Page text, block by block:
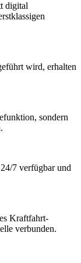
digital
wird, erhalten
sondern
7 verfügbar und
Kraftfahrt-
verbunden.